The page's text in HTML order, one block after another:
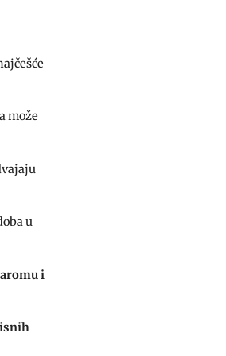
može
u
i